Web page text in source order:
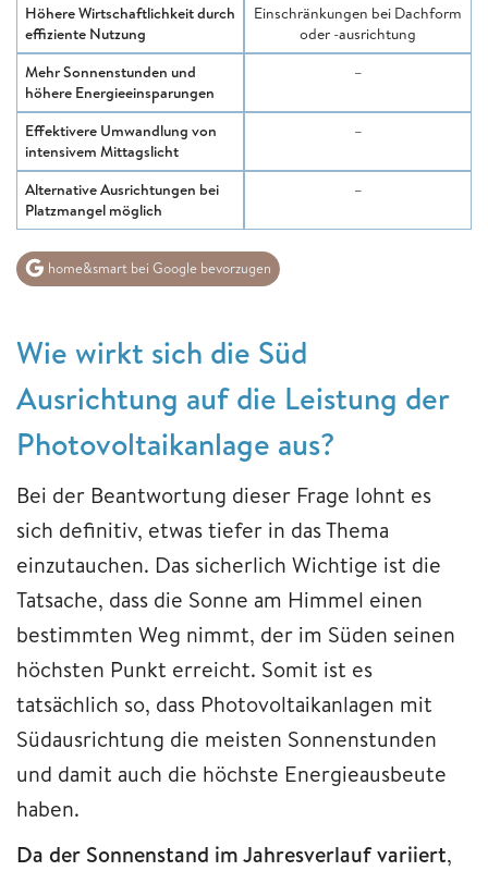
Höhere Wirtschaftlichkeit durch
effiziente Nutzung
Einschränkungen bei Dachform
oder -ausrichtung
Mehr Sonnenstunden und
höhere Energieeinsparungen
–
Effektivere Umwandlung von
intensivem Mittagslicht
–
Alternative Ausrichtungen bei
Platzmangel möglich
–
home&smart bei Google bevorzugen
Wie wirkt sich die Süd
Ausrichtung auf die Leistung der
Photovoltaikanlage aus?
Bei der Beantwortung dieser Frage lohnt es
sich definitiv, etwas tiefer in das Thema
einzutauchen. Das sicherlich Wichtige ist die
Tatsache, dass die Sonne am Himmel einen
bestimmten Weg nimmt, der im Süden seinen
höchsten Punkt erreicht. Somit ist es
tatsächlich so, dass Photovoltaikanlagen mit
Südausrichtung die meisten Sonnenstunden
und damit auch die höchste Energieausbeute
haben.
Da der Sonnenstand im Jahresverlauf variiert,